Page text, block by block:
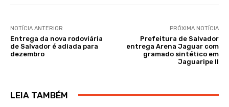
NOTÍCIA ANTERIOR
Entrega da nova rodoviária
de Salvador é adiada para
dezembro
PRÓXIMA NOTÍCIA
Prefeitura de Salvador
entrega Arena Jaguar com
gramado sintético em
Jaguaripe II
LEIA TAMBÉM